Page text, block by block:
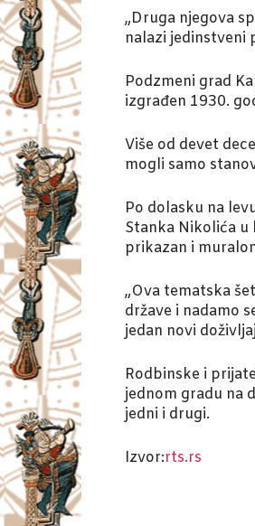
„Druga njegova
nalazi jedinstveni
Podzmeni grad
izgrađen 1930.
Više od devet
mogli samo
Po dolasku na
Stanka Nikolića u
prikazan i
„Ova tematska
države i nadamo
jedan novi
Rodbinske i
jednom gradu na
jedni i drugi.
Izvor:rts.rs